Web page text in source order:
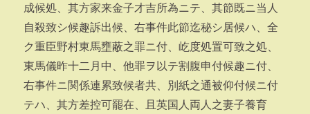
成候処、其方家来金子才吉所為ニテ、其節既ニ当人
自殺致シ候趣訴出候、右事件此節迄秘シ居候ハ、全
ク重臣野村東馬壅蔽之罪ニ付、屹度処置可致之処、
東馬儀昨十二月中、他罪ヲ以テ割腹申付候趣ニ付、
右事件ニ関係連累致候者共、別紙之通被仰付候ニ付
テハ、其方差控可罷在、且英国人両人之妻子養育